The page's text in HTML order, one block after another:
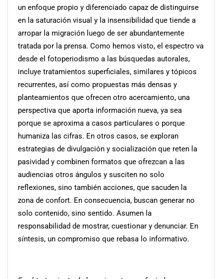
un enfoque propio y diferenciado capaz de distinguirse
en la saturación visual y la insensibilidad que tiende a
arropar la migración luego de ser abundantemente
tratada por la prensa. Como hemos visto, el espectro va
desde el fotoperiodismo a las búsquedas autorales,
incluye tratamientos superficiales, similares y tópicos
recurrentes, así como propuestas más densas y
planteamientos que ofrecen otro acercamiento, una
perspectiva que aporta información nueva, ya sea
porque se aproxima a casos particulares o porque
humaniza las cifras. En otros casos, se exploran
estrategias de divulgación y socialización que reten la
pasividad y combinen formatos que ofrezcan a las
audiencias otros ángulos y susciten no solo
reflexiones, sino también acciones, que sacuden la
zona de confort. En consecuencia, buscan generar no
solo contenido, sino sentido. Asumen la
responsabilidad de mostrar, cuestionar y denunciar. En
síntesis, un compromiso que rebasa lo informativo.